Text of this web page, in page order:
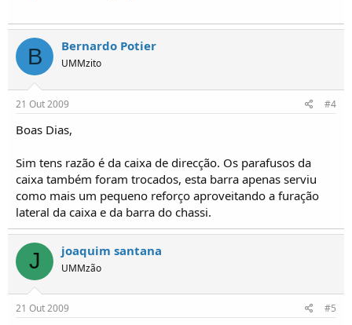
B Bernardo Potier
UMMzito
21 Out 2009 #4
Boas Dias,
Sim tens razão é da caixa de direcção. Os parafusos da
caixa também foram trocados, esta barra apenas serviu
como mais um pequeno reforço aproveitando a furação
lateral da caixa e da barra do chassi.
J joaquim santana
UMMzão
21 Out 2009 #5